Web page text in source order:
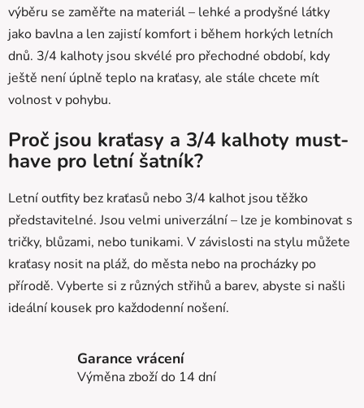
p
r
k
y
p
i
s
u
výběru se zaměřte na materiál – lehké a prodyšné látky
jako bavlna a len zajistí komfort i během horkých letních
dnů. 3/4 kalhoty jsou skvélé pro přechodné období, kdy
ještě není úplně teplo na kraťasy, ale stále chcete mít
volnost v pohybu.
Proč jsou kraťasy a 3/4 kalhoty must-
have pro letní šatník?
Letní outfity bez kraťasů nebo 3/4 kalhot jsou těžko
představitelné. Jsou velmi univerzální – lze je kombinovat s
tričky, blůzami, nebo tunikami. V závislosti na stylu můžete
kraťasy nosit na pláž, do města nebo na procházky po
přírodě. Vyberte si z různých střihů a barev, abyste si našli
ideální kousek pro každodenní nošení.
Garance vrácení
Výměna zboží do 14 dní